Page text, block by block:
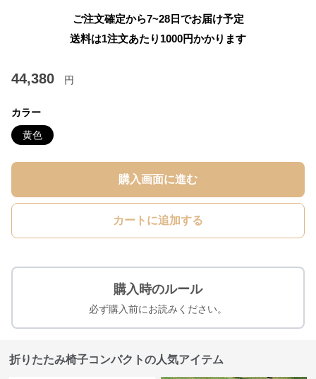
ご注文確定から7~28日でお届け予定
送料は1注文あたり 1000円かかります
44,380 円
カラー
黄色
購入画面に進む
カートに追加する
購入時のルール
必ず購入前にお読みください。
折りたたみ椅子コンパクトの人気アイテム